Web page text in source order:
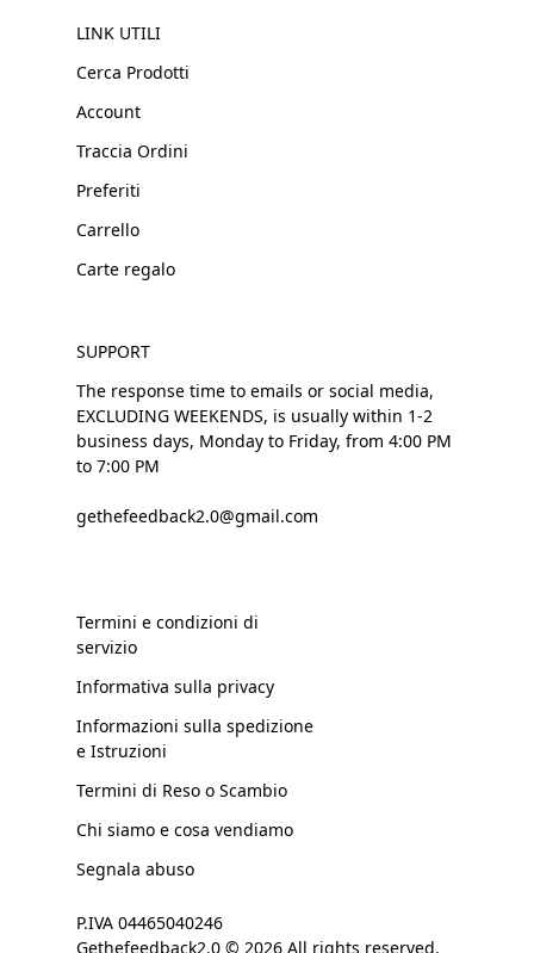
LINK UTILI
Cerca Prodotti
Account
Traccia Ordini
Preferiti
Carrello
Carte regalo
SUPPORT
The response time to emails or social media,
EXCLUDING WEEKENDS, is usually within 1-2
business days, Monday to Friday, from 4:00 PM
to 7:00 PM
gethefeedback2.0@gmail.com
Termini e condizioni di
servizio
Informativa sulla privacy
Informazioni sulla spedizione
e Istruzioni
Termini di Reso o Scambio
Chi siamo e cosa vendiamo
Segnala abuso
P.IVA 04465040246
Gethefeedback2.0 © 2026 All rights reserved.